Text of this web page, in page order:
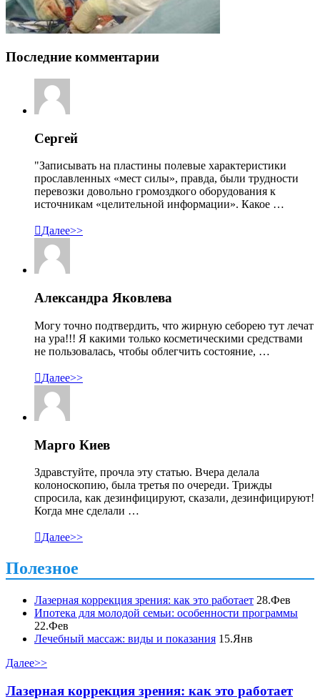
Последние комментарии
Сергей
"Записывать на пластины полевые характеристики
прославленных «мест силы», правда, были трудности
перевозки довольно громоздкого оборудования к
источникам «целительной информации». Какое …
Далее>>
Александра Яковлева
Могу точно подтвердить, что жирную себорею тут лечат
на ура!!! Я какими только косметическими средствами
не пользовалась, чтобы облегчить состояние, …
Далее>>
Марго Киев
Здравстуйте, прочла эту статью. Вчера делала
колоноскопию, была третья по очереди. Трижды
спросила, как дезинфицируют, сказали, дезинфицируют!
Когда мне сделали …
Далее>>
Полезное
Лазерная коррекция зрения: как это работает 28.Фев
Ипотека для молодой семьи: особенности программы
22.Фев
Лечебный массаж: виды и показания 15.Янв
Далее>>
Лазерная коррекция зрения: как это работает